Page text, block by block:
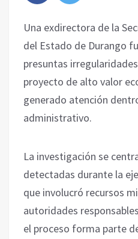
Una exdirectora de la
del Estado de Durango
presuntas
proyecto de alto valor
generado atención
administrativo.
La investigación se
detectadas durante la
que involucró recursos
autoridades
el proceso forma parte